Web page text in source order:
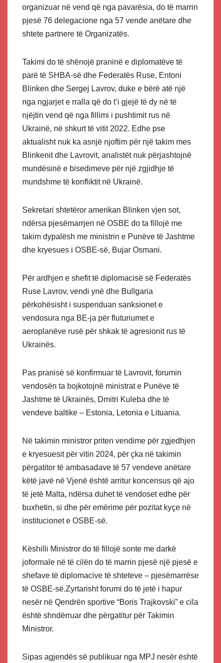
organizuar në vend që nga pavarësia, do të marrin
pjesë 76 delegacione nga 57 vende anëtare dhe
shtete partnere të Organizatës.
Takimi do të shënojë praninë e diplomatëve të
parë të SHBA-së dhe Federatës Ruse, Entoni
Blinken dhe Sergej Lavrov, duke e bërë atë një
nga ngjarjet e rralla që do t’i gjejë të dy në të
njëjtin vend që nga fillimi i pushtimit rus në
Ukrainë, në shkurt të vitit 2022. Edhe pse
aktualisht nuk ka asnjë njoftim për një takim mes
Blinkenit dhe Lavrovit, analistët nuk përjashtojnë
mundësinë e bisedimeve për një zgjidhje të
mundshme të konfliktit në Ukrainë.
Sekretari shtetëror amerikan Blinken vjen sot,
ndërsa pjesëmarrjen në OSBE do ta fillojë me
takim dypalësh me ministrin e Punëve të Jashtme
dhe kryesues i OSBE-së, Bujar Osmani.
Për ardhjen e shefit të diplomacisë së Federatës
Ruse Lavrov, vendi ynë dhe Bullgaria
përkohësisht i suspenduan sanksionet e
vendosura nga BE-ja për fluturiumet e
aeroplanëve rusë për shkak të agresionit rus të
Ukrainës.
Pas pranisë së konfirmuar të Lavrovit, forumin
vendosën ta bojkotojnë ministrat e Punëve të
Jashtme të Ukrainës, Dmitri Kuleba dhe të
vendeve baltike – Estonia, Letonia e Lituania.
Në takimin ministror priten vendime për zgjedhjen
e kryesuesit për vitin 2024, për çka në takimin
përgatitor të ambasadave të 57 vendeve anëtare
këtë javë në Vjenë është arritur koncensus që ajo
të jetë Malta, ndërsa duhet të vendoset edhe për
buxhetin, si dhe për emërime për pozitat kyçe në
institucionet e OSBE-së.
Këshilli Ministror do të fillojë sonte me darkë
joformale në të cilën do të marrin pjesë një pjesë e
shefave të diplomacive të shteteve – pjesëmarrëse
të OSBE-së.Zyrtarisht forumi do të jetë i hapur
nesër në Qendrën sportive “Boris Trajkovski” e cila
është shndërruar dhe përgatitur për Takimin
Ministror.
Sipas agjendës së publikuar nga MPJ nesër është